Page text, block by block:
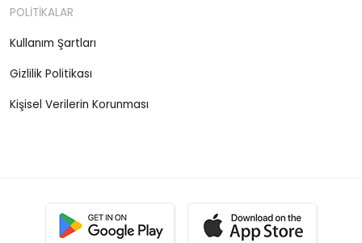
POLİTİKALAR
Kullanım Şartları
Gizlilik Politikası
Kişisel Verilerin Korunması